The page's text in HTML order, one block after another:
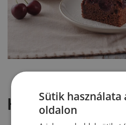
Hozzászólások
Sütik használata
oldalon